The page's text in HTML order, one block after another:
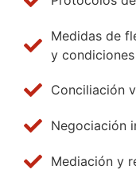
Medidas de
y
Conciliación
Negociación
Mediación y